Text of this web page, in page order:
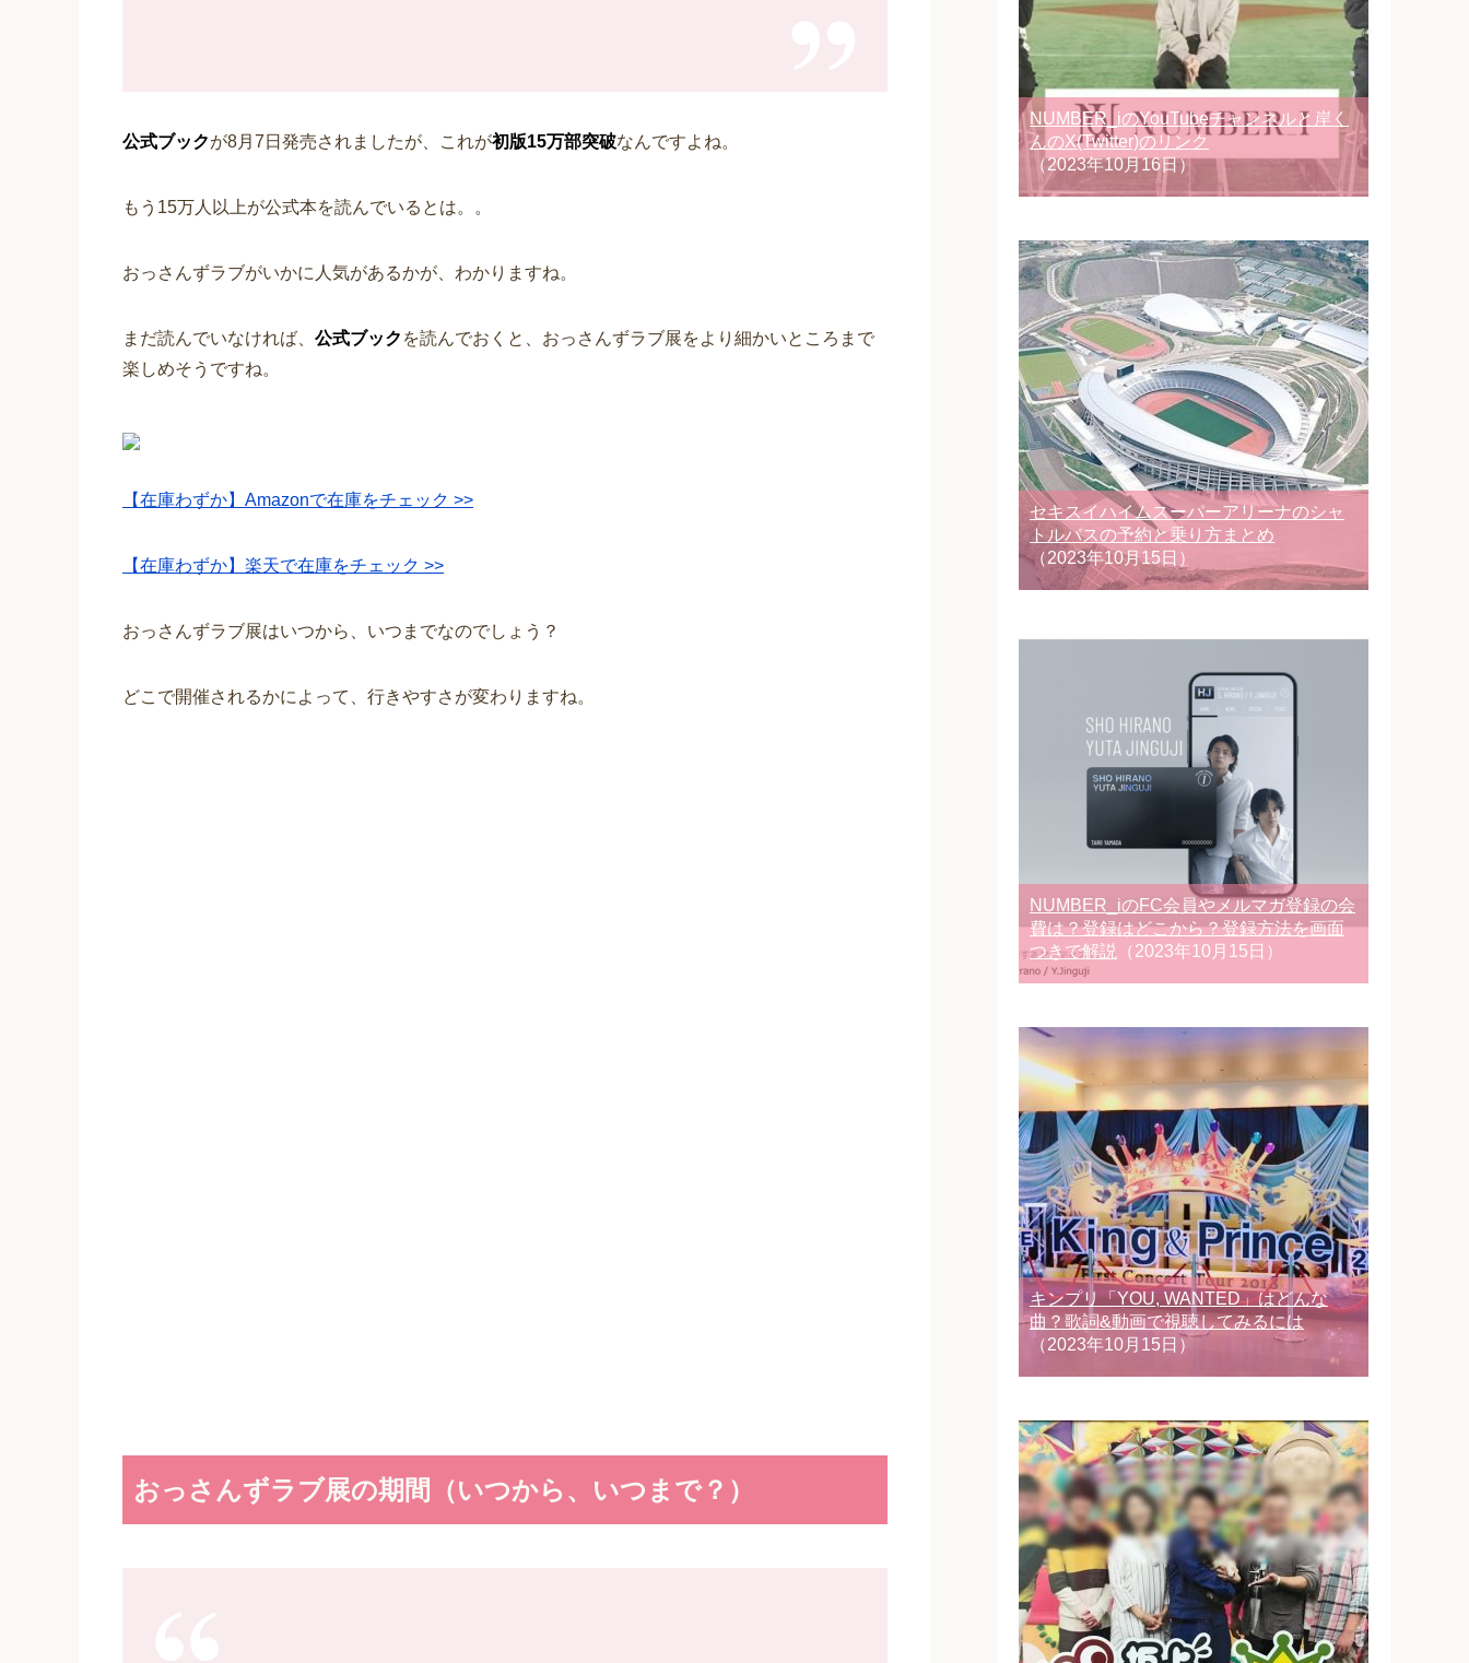
公式ブックが8月7日発売されましたが、これが初版15万部突破なんですよね。
もう15万人以上が公式本を読んでいるとは。。
おっさんずラブがいかに人気があるかが、わかりますね。
まだ読んでいなければ、 公式ブック を読んでおくと、おっさんずラブ展をより細かいところまで
楽しめそうですね。
【在庫わずか】Amazonで在庫をチェック >>
【在庫わずか】楽天で在庫をチェック >>
おっさんずラブ展はいつから、いつまでなのでしょう？
どこで開催されるかによって、行きやすさが変わりますね。
おっさんずラブ展の期間（いつから、いつまで？）
NUMBER_iのYouTubeチャンネルと岸く
んのX(Twitter)のリンク
（2023年10月16日）
セキスイハイムスーパーアリーナのシャ
トルバスの予約と乗り方まとめ
（2023年10月15日）
NUMBER_iのFC会員やメルマガ登録の会
費は？登録はどこから？登録方法を画面
つきで解説
（2023年10月15日）
キンプリ「YOU, WANTED」はどんな
曲？歌詞&動画で視聴してみるには
（2023年10月15日）